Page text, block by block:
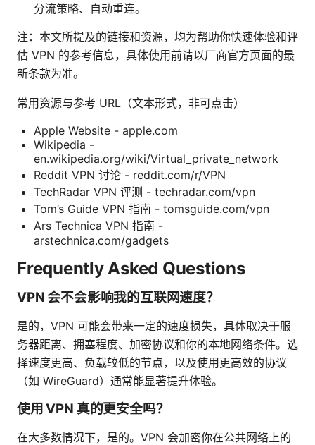
分流策略、自动重连。
注：本文所提及的链接和资源，均为帮助你快速体验和评
估 VPN 的参考信息，具体使用前请以厂商官方页面的最
新条款为准。
常用资源与参考 URL（文本形式，非可点击）
Apple Website - apple.com
Wikipedia -
en.wikipedia.org/wiki/Virtual_private_network
Reddit VPN 讨论 - reddit.com/r/VPN
TechRadar VPN 评测 - techradar.com/vpn
Tom’s Guide VPN 指南 - tomsguide.com/vpn
Ars Technica VPN 指南 -
arstechnica.com/gadgets
Frequently Asked Questions
VPN 会不会影响我的互联网速度？
是的，VPN 可能会带来一定的速度损失，具体取决于服
务器距离、拥塞程度、加密协议和你的本地网络条件。选
择速度更高、负载较低的节点，以及使用更高效的协议
（如 WireGuard）通常能显著提升体验。
使用 VPN 真的更安全吗？
在大多数情况下，是的。VPN 会加密你在公共网络上的